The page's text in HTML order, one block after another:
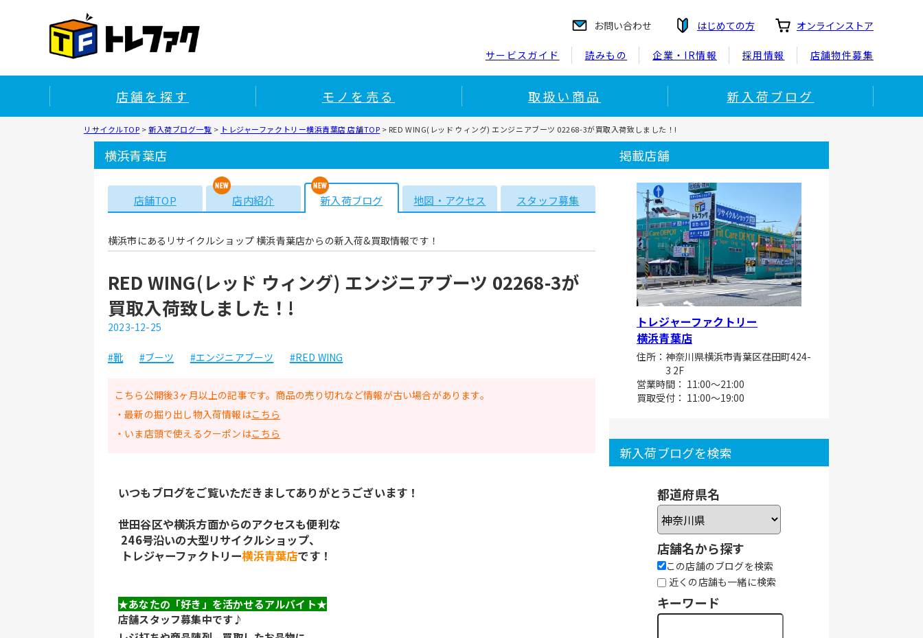
お問い合わせ はじめての方 オンラインストア
サービスガイド 読みもの 企業・IR情報 採用情報 店舗物件募集
店舗を探す モノを売る 取扱い商品 新入荷ブログ
リサイクルTOP >新入荷ブログ一覧 > トレジャーファクトリー横浜青葉店 店舗TOP > RED WING(レッド ウィング) エンジニアブーツ 02268-3が買取入荷致しました！!
横浜青葉店
店舗TOP 店内紹介 新入荷ブログ 地図・アクセス スタッフ募集
横浜市にあるリサイクルショップ 横浜青葉店からの新入荷&買取情報です！
RED WING(レッド ウィング) エンジニアブーツ 02268-3が
買取入荷致しました！!
2023-12-25
#靴 #ブーツ #エンジニアブーツ #RED WING
こちら公開後3ヶ月以上の記事です。商品の売り切れなど情報が古い場合があります。
・最新の掘り出し物入荷情報はこちら
・いま店頭で使えるクーポンはこちら
いつもブログをご覧いただきましてありがとうございます！
世田谷区や横浜方面からのアクセスも便利な
246号沿いの大型リサイクルショップ、
トレジャーファクトリー横浜青葉店です！
★あなたの「好き」を活かせるアルバイト★
店舗スタッフ募集中です♪
掲載店舗
トレジャーファクトリー
横浜青葉店
住所：神奈川県横浜市青葉区荏田町424-
3 2F
営業時間： 11:00～21:00
買取受付： 11:00～19:00
新入荷ブログを検索
都道府県名
店舗名から探す
この店舗のブログを検索
近くの店舗も一緒に検索
キーワード